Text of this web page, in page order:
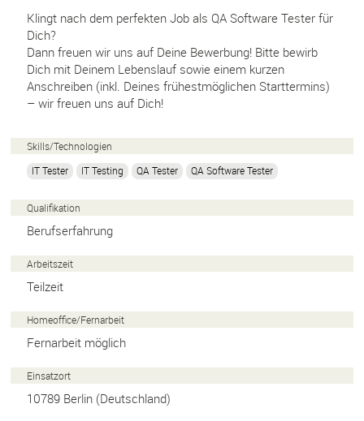
Klingt nach dem perfekten Job als QA Software Tester für
Dich?
Dann freuen wir uns auf Deine Bewerbung! Bitte bewirb
Dich mit Deinem Lebenslauf sowie einem kurzen
Anschreiben (inkl. Deines frühestmöglichen Starttermins)
– wir freuen uns auf Dich!
Skills/Technologien
IT Tester
IT Testing QA Tester QA Software Tester
Qualifikation
Berufserfahrung
Arbeitszeit
Teilzeit
Homeoffice/Fernarbeit
Fernarbeit möglich
Einsatzort
10789 Berlin (Deutschland)